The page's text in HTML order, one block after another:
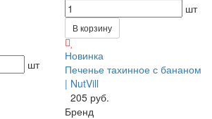
шт
шт
В корзину
Новинка
Печенье тахинное с бананом
| NutVill
205 руб.
Бренд